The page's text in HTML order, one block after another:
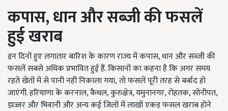
कपास,धान और सब्जी की फसलें
हुई खराब
इन दिनों हुए लगातार बारिश के कारण राज्य में कपास, धान और सब्जी की
फसलें सबसे अधिक प्रभावित हुई हैं. किसानों का कहना है कि अगर समय
रहते खेतों में से पानी नहीं निकाला गया, तो फसलें पूरी तरह से बर्बाद हो
जाएंगी. हरियाणा के करनाल, कैथल, कुरुक्षेत्र, यमुनानगर, रोहतक, सोनीपत,
झज्जर और भिवानी और अन्य कई जिलों में लाखों एकड़ फसल खराब होने